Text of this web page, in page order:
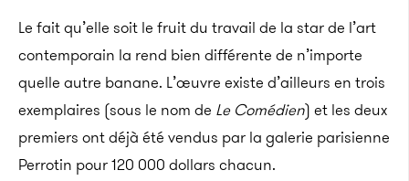
Le fait qu’elle soit le fruit du travail de la star de l’art
contemporain la rend bien différente de n’importe
quelle autre banane. L’œuvre existe d’ailleurs en trois
exemplaires (sous le nom de Le Comédien) et les deux
premiers ont déjà été vendus par la galerie parisienne
Perrotin pour 120 000 dollars chacun.